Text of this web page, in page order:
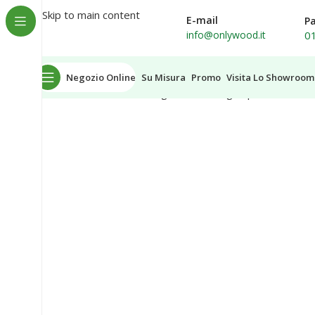
Skip to main content
E-mail
info@onlywood.it
Negozio Online Su Misura Promo Visita Lo Showroom
Home